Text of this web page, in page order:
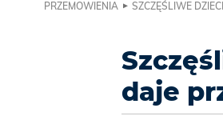
PRZEMOWIENIA
SZCZĘŚLIWE
daje